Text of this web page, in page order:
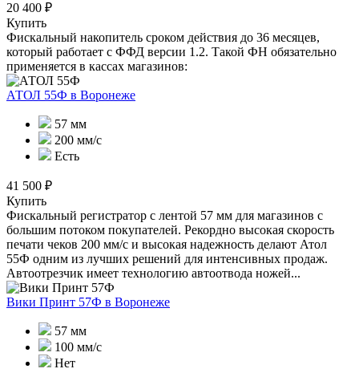
20 400 ₽
Купить
Фискальный накопитель сроком действия до 36 месяцев,
который работает с ФФД версии 1.2. Такой ФН обязательно
применяется в кассах магазинов:
АТОЛ 55Ф в Воронеже
57 мм
200 мм/с
Есть
41 500 ₽
Купить
Фискальный регистратор с лентой 57 мм для магазинов с
большим потоком покупателей. Рекордно высокая скорость
печати чеков 200 мм/с и высокая надежность делают Атол
55Ф одним из лучших решений для интенсивных продаж.
Автоотрезчик имеет технологию автоотвода ножей...
Вики Принт 57Ф в Воронеже
57 мм
100 мм/с
Нет